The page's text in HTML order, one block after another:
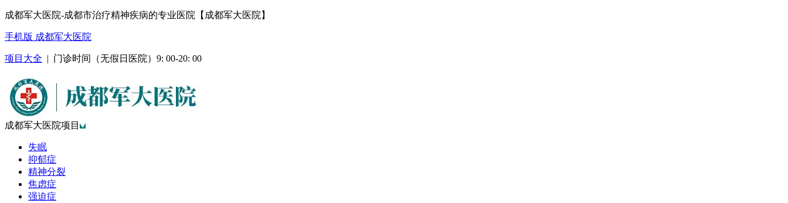
成都军大医院-成都市治疗精神疾病的专业医院【成都军大医院】
手机版 成都军大医院
项目大全 | 门诊时间（无假日医院）9: 00-20: 00
成都军大医院项目
失眠
抑郁症
精神分裂
焦虑症
强迫症